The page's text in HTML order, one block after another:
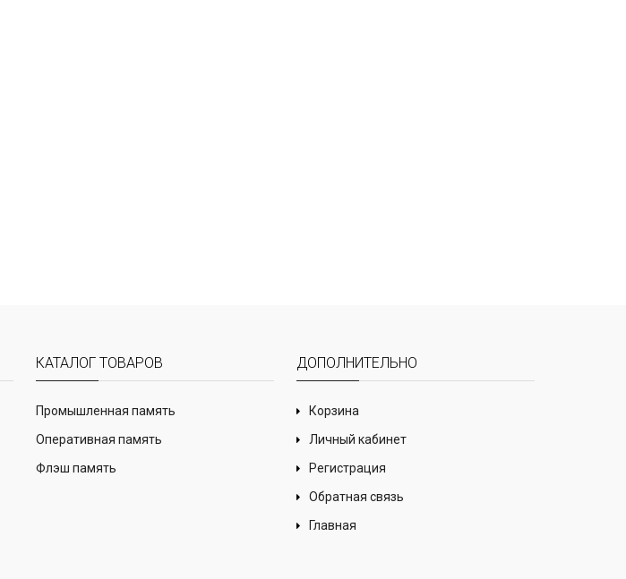
КАТАЛОГ ТОВАРОВ
Промышленная память
Оперативная память
Флэш память
ДОПОЛНИТЕЛЬНО
Корзина
Личный кабинет
Регистрация
Обратная связь
Главная